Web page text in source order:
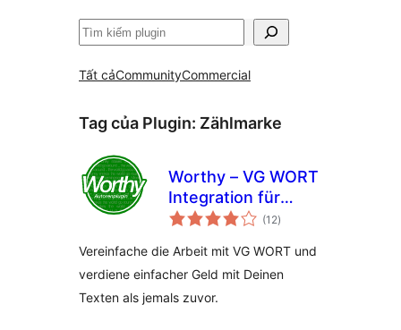
Tìm
Tất cảCommunityCommercial
Tag của Plugin: Zählmarke
Worthy – VG WORT
Integration für
WordPress
(12tổng
đánh
)
Vereinfache die Arbeit mit VG WORT und
verdiene einfacher Geld mit Deinen
Texten als jemals zuvor.